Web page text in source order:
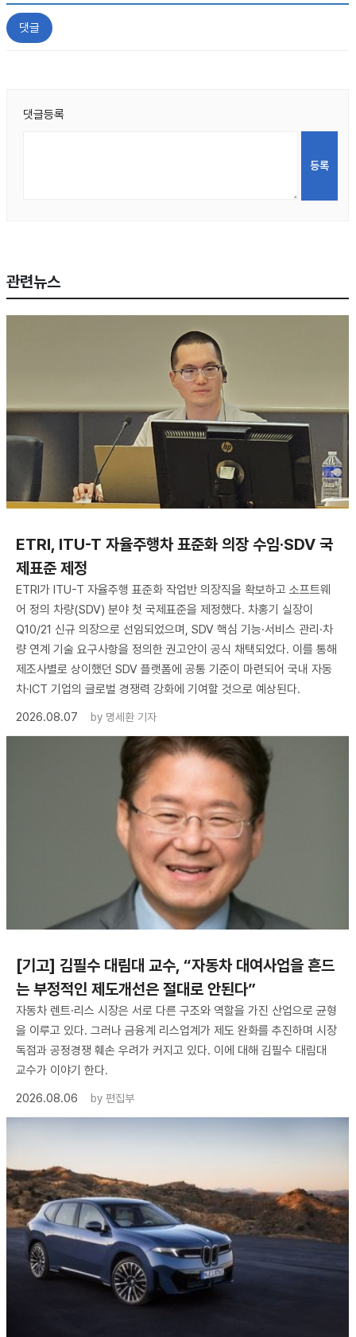
댓글
댓글등록
관련뉴스
ETRI, ITU-T 자율주행차 표준화 의장 수임·SDV 국
제표준 제정
ETRI가 ITU-T 자율주행 표준화 작업반 의장직을 확보하고 소프트웨
어 정의 차량(SDV) 분야 첫 국제표준을 제정했다. 차홍기 실장이
Q10/21 신규 의장으로 선임되었으며, SDV 핵심 기능·서비스 관리·차
량 연계 기술 요구사항을 정의한 권고안이 공식 채택되었다. 이를 통해
제조사별로 상이했던 SDV 플랫폼에 공통 기준이 마련되어 국내 자동
차·ICT 기업의 글로벌 경쟁력 강화에 기여할 것으로 예상된다.
2026.08.07
by 명세환 기자
[기고] 김필수 대림대 교수, “자동차 대여사업을 흔드
는 부정적인 제도개선은 절대로 안된다”
자동차 렌트·리스 시장은 서로 다른 구조와 역할을 가진 산업으로 균형
을 이루고 있다. 그러나 금융계 리스업계가 제도 완화를 추진하며 시장
독점과 공정경쟁 훼손 우려가 커지고 있다. 이에 대해 김필수 대림대
교수가 이야기 한다.
2026.08.06
by 편집부